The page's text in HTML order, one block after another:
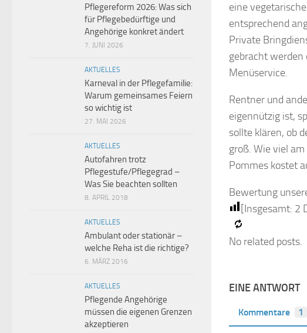
eine
entsprechend
Private
gebracht
Menüservice.
Rentner und
eigennützig ist,
sollte klären, ob
groß. Wie viel
Pommes kostet
Bewertung
[Insgesamt: 2
No related posts.
EINE ANTWORT
Kommentare 1
Pflegereform 2026: Was sich
für Pflegebedürftige und
Angehörige konkret ändert
7. JUNI 2026
AKTUELLES
Karneval in der Pflegefamilie:
Warum gemeinsames Feiern
so wichtig ist
27. MAI 2026
AKTUELLES
Autofahren trotz
Pflegestufe/Pflegegrad –
Was Sie beachten sollten
8. APRIL 2018
AKTUELLES
Ambulant oder stationär –
welche Reha ist die richtige?
6. MÄRZ 2016
AKTUELLES
Pflegende Angehörige
müssen die eigenen Grenzen
akzeptieren